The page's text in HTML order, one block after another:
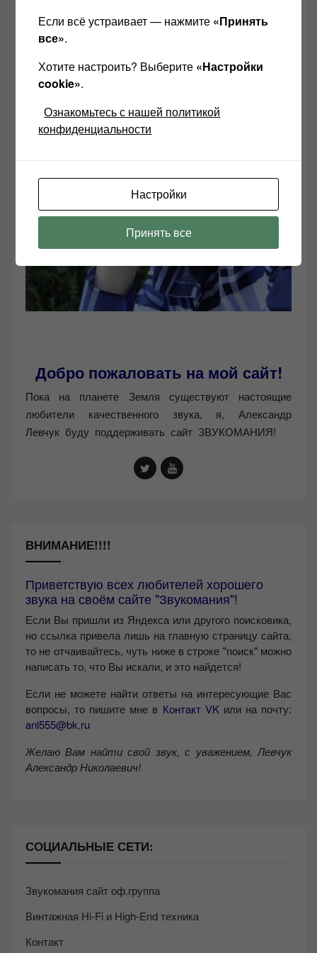
РЕДАКТОР САЙТА:
Добро пожаловать на мой сайт!
Пока на планете Земля существуют настоящие
любители качественного звука, я, Александр
Левчук буду поддерживать сайт ЗВУКОМАНИЯ!
ВНИМАНИЕ!!!!
Приветствую всех любителей хорошего
звука на своём сайте "Звукомания"!
Если Вы пришли из Яндекса или другого поисковика,
но ссылка привела лишь на главную страницу сайта,
то не отчаивайтесь, чуть ниже в строке "поиск" можно
написать то, что Вы искали, и это найдется!
Если не можете найти ответы на интересующие Вас
вопросы, то пишите мне в Контакт VKили на почту:
anl555@bk.ru
Желаю Вам найти свой звук, с уважением, Левчук
Александр Николаевич!
СОЦИАЛЬНЫЕ СЕТИ:
Звукомания сайт оф.группа
Винтажная Hi-Fi и High-End техника
Контакт
Если всё устраивает — нажмите «Принять
все».
Хотите настроить? Выберите «Настройки
cookie».
Ознакомьтесь с нашей политикой
конфиденциальности
Настройки
Принять все